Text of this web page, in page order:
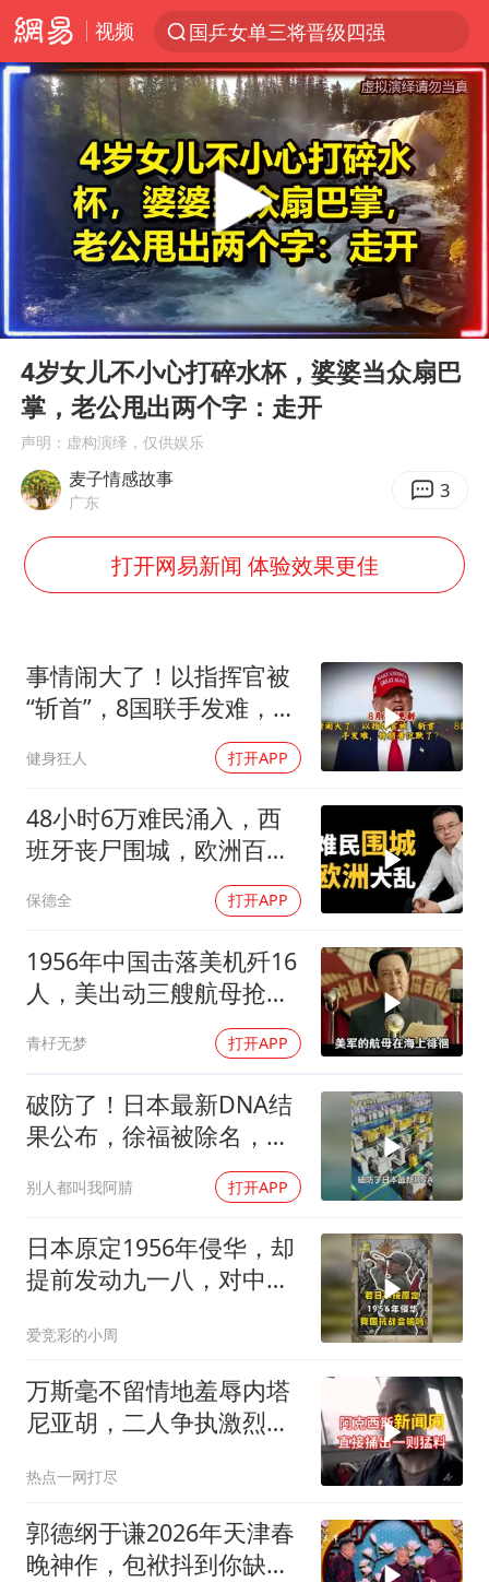
视频
国乒女单三将晋级四强
光影经济撬动暑期消费新蓝海
新疆优化调整景区内自驾服务费
《欢迎来龙餐馆》口碑
白海豚将正面袭击贯穿浙江
购飞机票7分钟后退票被扣2022元
情侣在平潭拍日出时坠崖致一死一伤
郑丽文：台湾从来没有“独立”过
酒店花洒现排泄物住客索赔遭拒
杭州全市有序停课
36岁男演员成景区NPC后人气爆棚
宇树王兴兴被问了360多个问题
全民健身事业高质量发展
台当局重金为“台独”织“皇帝新衣”
检测列车撞人致11死2伤 涉事单位被罚
商场现钱学森巨幅海报 负责人回应
乐享全民健身 共筑健康中国
Play
00:00 1:30:34
4岁女儿不小心打碎水杯，婆婆当众扇巴
掌，老公甩出两个字：走开
声明：虚构演绎，仅供娱乐
麦子情感故事
广东 3
打开网易新闻 体验效果更佳
事情闹大了！以指挥官被
“斩首”，8国联手发难，特
健身狂人 打开APP
48小时6万难民涌入，西
班牙丧尸围城，欧洲百年
保德全 打开APP
1956年中国击落美机歼16
人，美出动三艘航母抢尸
青杍无梦 打开APP
破防了！日本最新DNA结
果公布，徐福被除名，祖
别人都叫我阿腈 打开APP
日本原定1956年侵华，却
提前发动九一八，对中国
爱竞彩的小周
万斯毫不留情地羞辱内塔
尼亚胡，二人争执激烈，
热点一网打尽
郭德纲于谦2026年天津春
晚神作，包袱抖到你缺氧